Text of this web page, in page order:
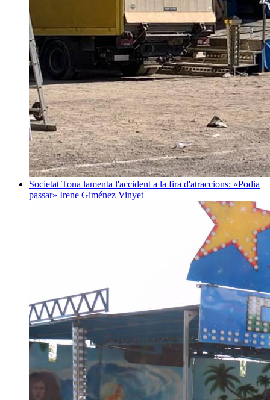
Societat Tona lamenta l'accident a la fira d'atraccions: «Podia
passar» Irene Giménez Vinyet